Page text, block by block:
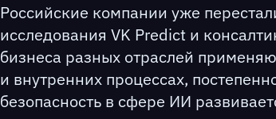
Российские компании уже
исследования VK Predict и
бизнеса разных отраслей
и внутренних процессах,
безопасность в сфере ИИ